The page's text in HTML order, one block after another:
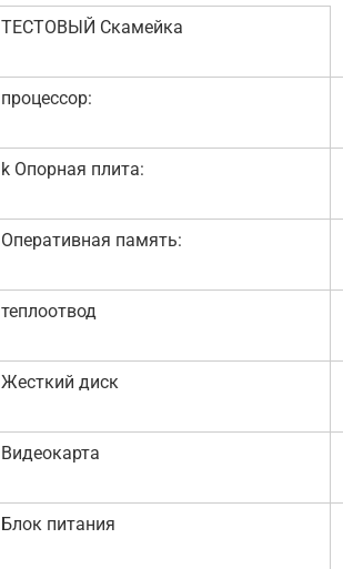
ТЕСТОВЫЙ Скамейка
процессор:
k Опорная плита:
Оперативная память:
теплоотвод
Жесткий диск
Видеокарта
Блок питания